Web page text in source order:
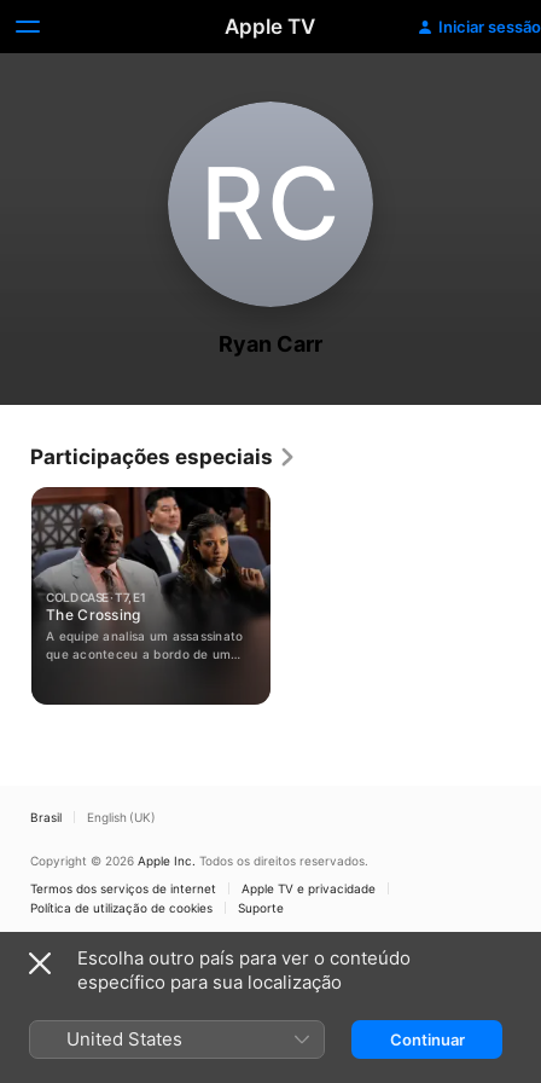
Apple TV Iniciar sessão
R‌C
Ryan Carr
Participações especiais
COLD CASE · T7, E1
The Crossing
A equipe analisa um assassinato
que aconteceu a bordo de um
Brasil English (UK)
Copyright © 2026 Apple Inc. Todos os direitos reservados.
Termos dos serviços de internet
Apple TV e privacidade
Política de utilização de cookies
Suporte
Escolha outro país para ver o conteúdo
específico para sua localização
United States Continuar